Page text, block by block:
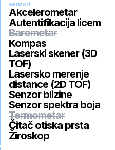
senzori
Akcelerometar
Autentifikacija licem
Barometar
Kompas
Laserski skener (3D
TOF)
Lasersko merenje
distance (2D TOF)
Senzor blizine
Senzor spektra boja
Termometar
Čitač otiska prsta
Žiroskop